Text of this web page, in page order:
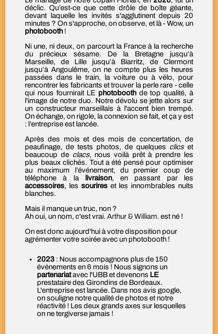
déclic. Qu’est-ce que cette drôle de boîte géante,
devant laquelle les invités s'agglutinent depuis 20
minutes ? On s'approche, on observe, et là - Wow, un
photobooth!
Ni une, ni deux, on parcourt la France à la recherche
du précieux sésame. De la Bretagne jusqu’à
Marseille, de Lille jusqu’à Biarritz, de Clermont
jusqu’à Angoulême, on ne compte plus les heures
passées dans le train, la voiture ou à vélo, pour
rencontrer les fabricants et trouver la perle rare - celle
qui nous fournirait LE photoboothde top qualité, à
l'image de notre duo. Notre dévolu se jette alors sur
un constructeur marseillais à l'accent bien trempé.
On échange, on rigole, la connexion se fait, et ça y est
: l’entreprise est lancée.
Après des mois et des mois de concertation, de
peaufinage, de tests photos, de quelques clicset
beaucoup de clacs, nous voilà prêt à prendre les
plus beaux clichés. Tout a été pensé pour optimiser
au maximum l’événement, du premier coup de
téléphone à la
livraison, en passant par les
accessoires, les sourireset les innombrables nuits
blanches.
Mais il manque un truc, non ?
Ah oui, un nom, c'est vrai.Arthur & William. est né !
On est donc aujourd'hui à votre disposition pour
agrémenter votre soirée avec un photobooth !
2023 : Nous accompagnons plus de 150
événements en 6 mois ! Nous signons un
partenariatavec l'UBB et devenons LE
prestataire des Girondins de Bordeaux.
L'entreprise est lancée. Dans nos avis google,
on souligne notre qualité de photos et notre
réactivité ! Les deux grands axes sur lesquelles
on ne tergiverse jamais !